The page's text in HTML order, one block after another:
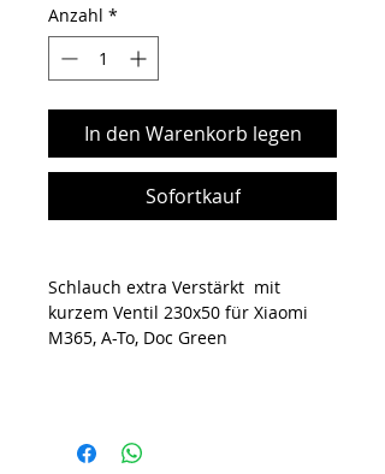
Anzahl *
In den Warenkorb legen
Sofortkauf
Schlauch extra Verstärkt mit
kurzem Ventil 230x50 für Xiaomi
M365, A-To, Doc Green